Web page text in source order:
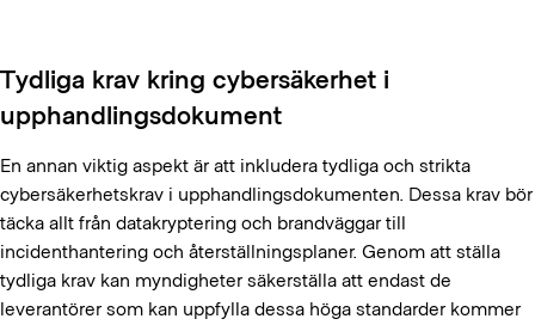
Tydliga krav kring cybersäkerhet i
upphandlingsdokument
En annan viktig aspekt är att inkludera tydliga och strikta
cybersäkerhetskrav i upphandlingsdokumenten. Dessa krav bör
täcka allt från datakryptering och brandväggar till
incidenthantering och återställningsplaner. Genom att ställa
tydliga krav kan myndigheter säkerställa att endast de
leverantörer som kan uppfylla dessa höga standarder kommer